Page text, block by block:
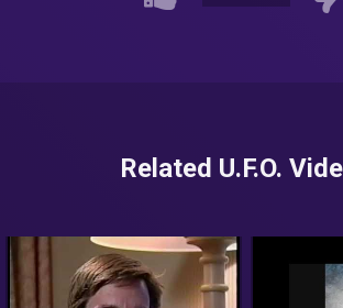
Related U.F.O.